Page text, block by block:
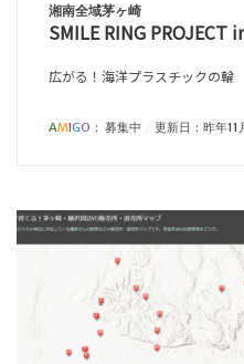
湘南全域茅ヶ崎
SMILE RING PROJECT
広がる！海洋プラスチックの輪
AMIGO ： 募集中 更新日：昨年11